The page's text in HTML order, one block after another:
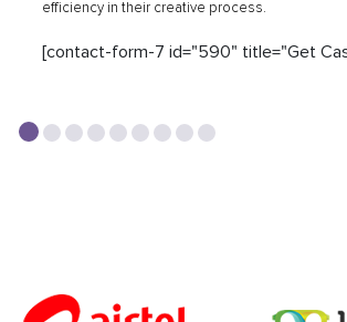
efficiency in their creative process.
[contact-form-7 id="590" title="Get